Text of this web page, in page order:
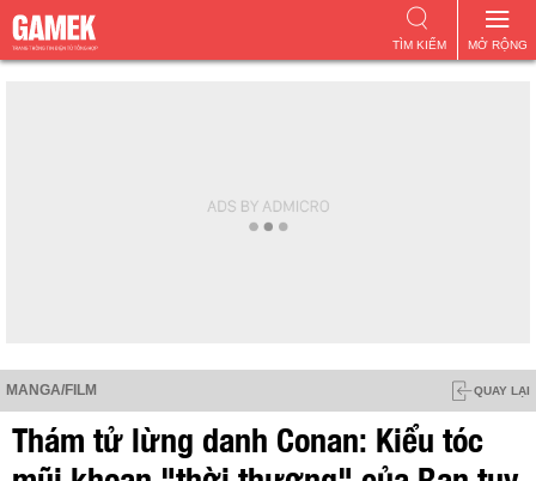
MỞ RỘNG
TÌM KIẾM
MANGA/FILM QUAY LẠI
Thám tử lừng danh Conan: Kiểu tóc